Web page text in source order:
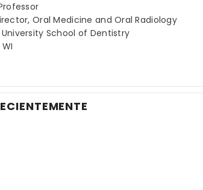
Oral Medicine and Oral Radiology
School of Dentistry